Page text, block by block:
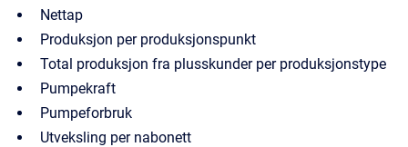
Nettap
Produksjon per produksjonspunkt
Total produksjon fra plusskunder per produksjonstype
Pumpekraft
Pumpeforbruk
Utveksling per nabonett